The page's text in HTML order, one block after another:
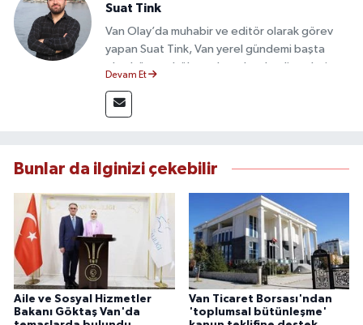
Suat Tink
Van Olay’da muhabir ve editör olarak görev
yapan Suat Tink, Van yerel gündemi başta
olmak üzere bölgesel ve ulusal gelişmeleri
mezunu olan Tink, sahadan edindiği bilgilerle
doğruluk, tarafsızlık ve etik ilkeler
Devam Et
Bunlar da ilginizi çekebilir
Aile ve Sosyal Hizmetler
Bakanı Göktaş Van'da
Van Ticaret Borsası'ndan
'toplumsal bütünleşme'